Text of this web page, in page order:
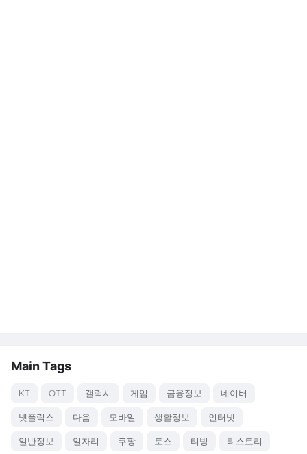
Main Tags
KT OTT 갤럭시 게임 금융정보 네이버
넷플릭스 다음 모바일 생활정보 인터넷
일반정보 일자리 쿠팡 토스 티빙 티스토리